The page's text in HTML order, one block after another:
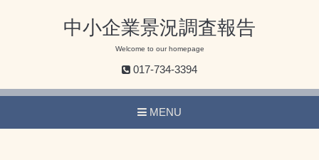
中小企業景況調査報告
Welcome to our homepage
017-734-3394
MENU